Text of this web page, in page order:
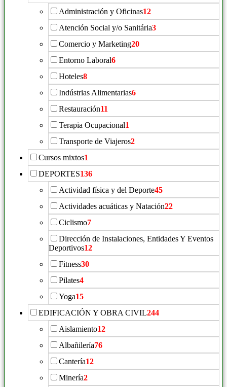
Administración y Oficinas12
Atención Social y/o Sanitária3
Comercio y Marketing20
Entorno Laboral6
Hoteles8
Indústrias Alimentarias6
Restauración11
Terapia Ocupacional1
Transporte de Viajeros2
Cursos mixtos1
DEPORTES136
Actividad física y del Deporte45
Actividades acuáticas y Natación22
Ciclismo7
Dirección de Instalaciones, Entidades Y Eventos
Deportivos12
Fitness30
Pilates4
Yoga15
EDIFICACIÓN Y OBRA CIVIL244
Aislamiento12
Albañilería76
Cantería12
Minería2